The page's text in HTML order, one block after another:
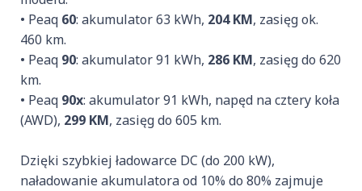
• Peaq 60: akumulator 63 kWh, 204 KM, zasięg ok.
460 km.
• Peaq 90: akumulator 91 kWh, 286 KM, zasięg do 620
km.
• Peaq 90x: akumulator 91 kWh, napęd na cztery koła
(AWD), 299 KM, zasięg do 605 km.
Dzięki szybkiej ładowarce DC (do 200 kW),
naładowanie akumulatora od 10% do 80% zajmuje